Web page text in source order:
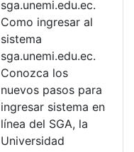
sga.unemi.edu.ec.
Como ingresar al
sistema
sga.unemi.edu.ec.
Conozca los
nuevos pasos para
ingresar sistema en
línea del SGA, la
Universidad